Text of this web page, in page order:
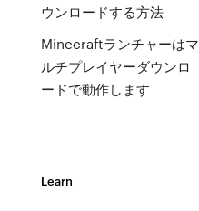
ウンロードする方法
Minecraftランチャーはマ
ルチプレイヤーダウンロ
ードで動作します
Learn